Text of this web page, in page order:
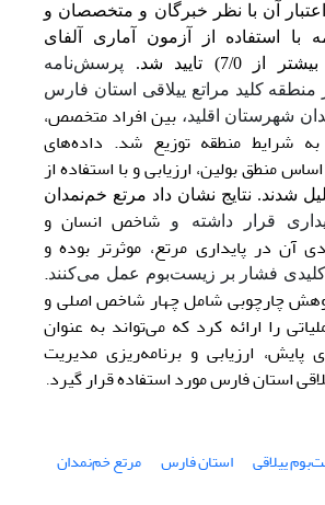
آن با نظر خبرگان و متخصصان و
با استفاده از آزمون آماری آلفای
7/0) تایید شد.
پرسش‌نامه
کلید مراتع ییلاقی استان فارس
شهرستان اقلید،بین افراد متخصص،
شرایط منطقه توزیع شد. داده‌های
منطق بولین، ارزیابی و با استفاده از
شدند. نتایج نشان داد مرتع خم‌نمدان
قرار داشته و شاخص‌ انسان و
آن در پایداری مرتع، موثرتر بوده و
فشار بر زیست‌بوم عمل ‌می‌کنند.
چارچوبی شامل چهار شاخص اصلی و
را ارائه کرد که ‌می‌تواند به عنوان
پایش، ارزیابی و برنامه‌ریزی مدیریت
استان فارس مورد استفاده قرار گیرد.
ییلاقی استان فارس مرتع خم‌نمدان